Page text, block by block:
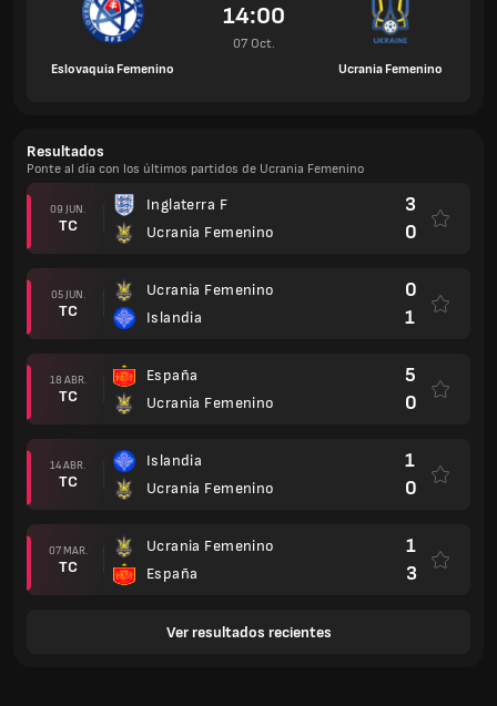
Eslovaquia Femenino
14:00
07 Oct.
Ucrania Femenino
Resultados
Ponte al día con los últimos partidos de Ucrania Femenino
09 JUN.
TC
Inglaterra F
Ucrania Femenino
3
0
05 JUN.
TC
Ucrania Femenino
Islandia
0
1
18 ABR.
TC
España
Ucrania Femenino
5
0
14 ABR.
TC
Islandia
Ucrania Femenino
1
0
07 MAR.
TC
Ucrania Femenino
España
1
3
Ver resultados recientes